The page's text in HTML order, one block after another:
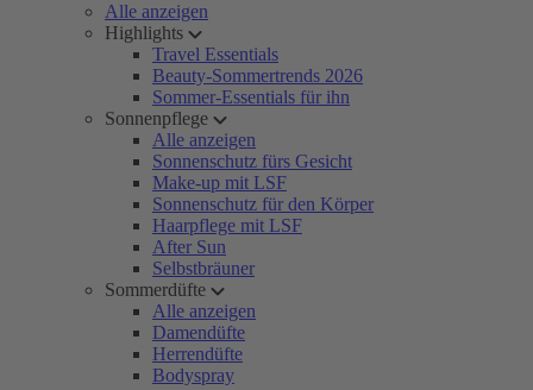
Alle anzeigen
Highlights
Travel Essentials
Beauty-Sommertrends 2026
Sommer-Essentials für ihn
Sonnenpflege
Alle anzeigen
Sonnenschutz fürs Gesicht
Make-up mit LSF
Sonnenschutz für den Körper
Haarpflege mit LSF
After Sun
Selbstbräuner
Sommerdüfte
Alle anzeigen
Damendüfte
Herrendüfte
Bodyspray